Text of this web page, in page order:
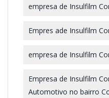
empresa de Insulfilm
Empres ade Insulfilm
empresa de Insulfilm
Empresa de Insulfilm
Automotivo no bairro